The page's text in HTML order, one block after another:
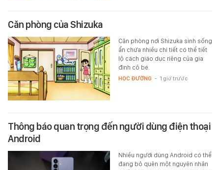
Căn phòng của Shizuka
Căn phòng nơi Shizuka sinh sống
ẩn chứa nhiều chi tiết có thể tiết
lộ cách giáo dục riêng của gia
đình cô bé.
HỌC ĐƯỜNG - 1 giờ trước
Thông báo quan trọng đến người dùng điện thoại
Android
Nhiều người dùng Android có thể
đang bỏ quên một nguyên nhân